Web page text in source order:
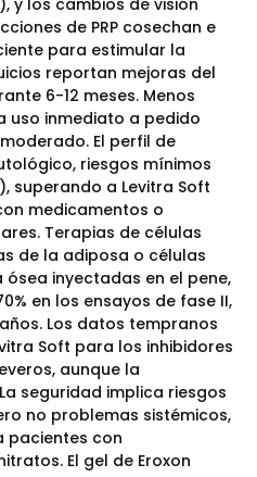
y los cambios de visión
de PRP cosechan e
para estimular la
reportan mejoras del
6-12 meses. Menos
uso inmediato a pedido
El perfil de
riesgos mínimos
superando a Levitra Soft
medicamentos o
Terapias de células
de la adiposa o células
inyectadas en el pene,
en los ensayos de fase II,
Los datos tempranos
Soft para los inhibidores
aunque la
seguridad implica riesgos
no problemas sistémicos,
pacientes con
El gel de Eroxon